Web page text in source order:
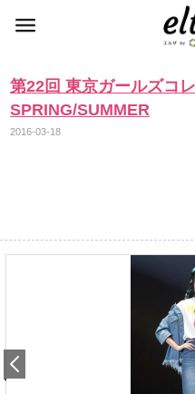
第22回 東京ガールズコ
SPRING/SUMMER
2016-03-18